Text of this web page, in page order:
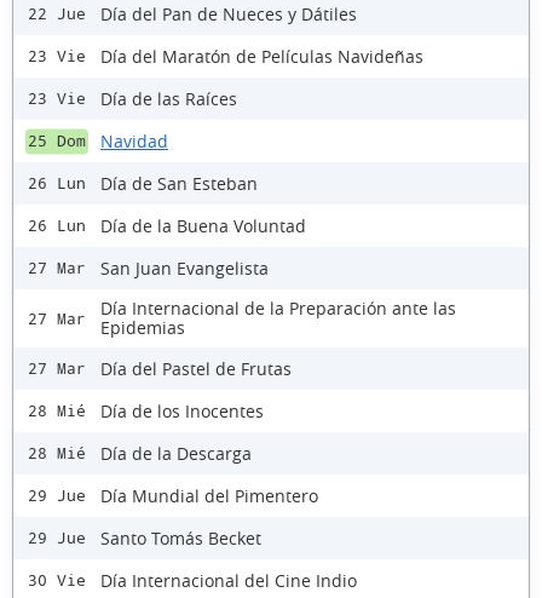
22 Jue Día del Pan de Nueces y Dátiles
23 Vie Día del Maratón de Películas Navideñas
23 Vie Día de las Raíces
25 Dom Navidad
26 Lun Día de San Esteban
26 Lun Día de la Buena Voluntad
27 Mar San Juan Evangelista
27 Mar
Día Internacional de la Preparación ante las
Epidemias
27 Mar Día del Pastel de Frutas
28 Mié Día de los Inocentes
28 Mié Día de la Descarga
29 Jue Día Mundial del Pimentero
29 Jue Santo Tomás Becket
30 Vie Día Internacional del Cine Indio